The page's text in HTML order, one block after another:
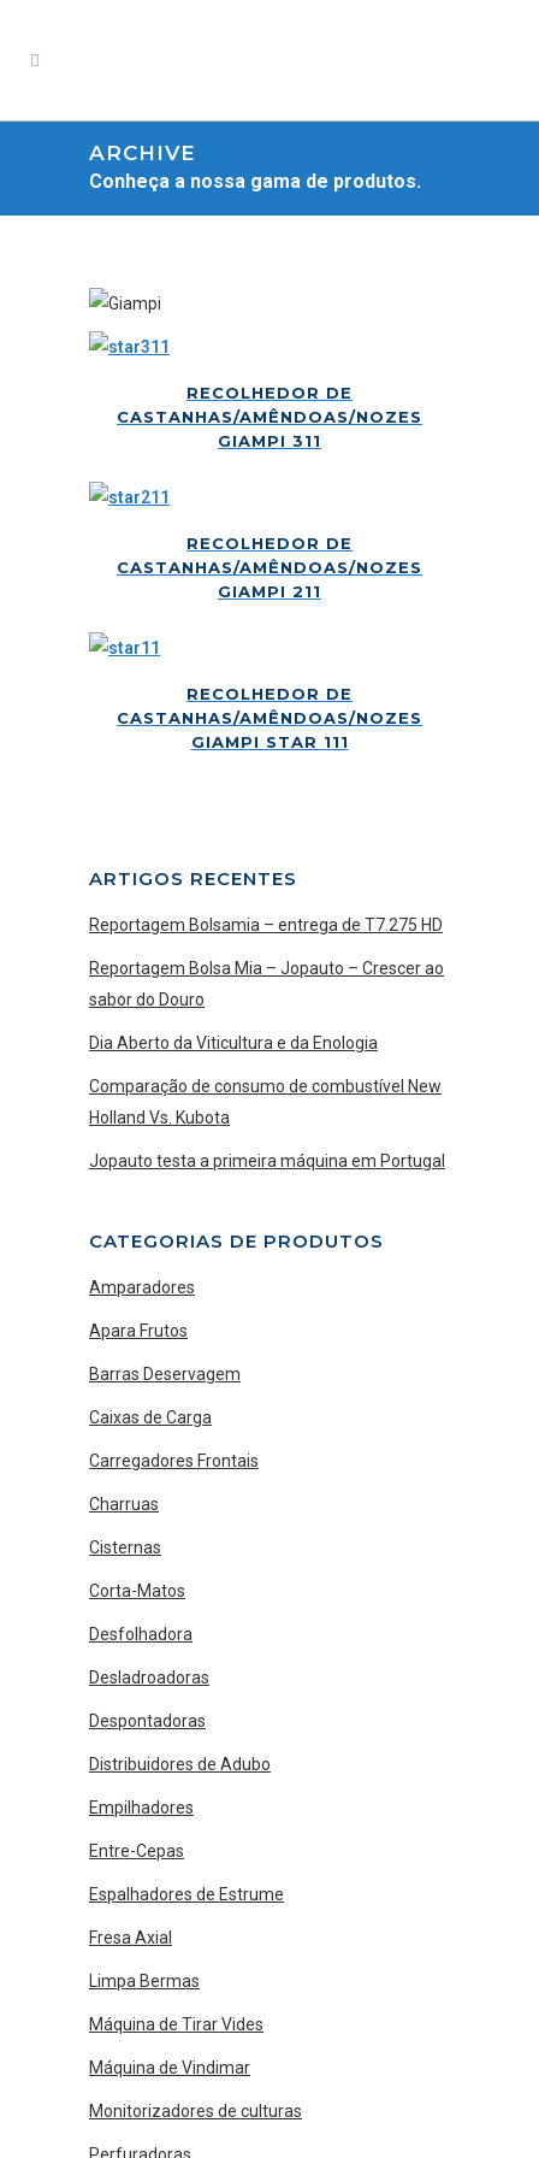
ARCHIVE
Conheça a nossa gama de produtos.
RECOLHEDOR DE
CASTANHAS/AMÊNDOAS/NOZES
GIAMPI 311
RECOLHEDOR DE
CASTANHAS/AMÊNDOAS/NOZES
GIAMPI 211
RECOLHEDOR DE
CASTANHAS/AMÊNDOAS/NOZES
GIAMPI STAR 111
ARTIGOS RECENTES
Reportagem Bolsamia – entrega de T7.275 HD
Reportagem Bolsa Mia – Jopauto – Crescer ao
sabor do Douro
Dia Aberto da Viticultura e da Enologia
Comparação de consumo de combustível New
Holland Vs. Kubota
Jopauto testa a primeira máquina em Portugal
CATEGORIAS DE PRODUTOS
Amparadores
Apara Frutos
Barras Deservagem
Caixas de Carga
Carregadores Frontais
Charruas
Cisternas
Corta-Matos
Desfolhadora
Desladroadoras
Despontadoras
Distribuidores de Adubo
Empilhadores
Entre-Cepas
Espalhadores de Estrume
Fresa Axial
Limpa Bermas
Máquina de Tirar Vides
Máquina de Vindimar
Monitorizadores de culturas